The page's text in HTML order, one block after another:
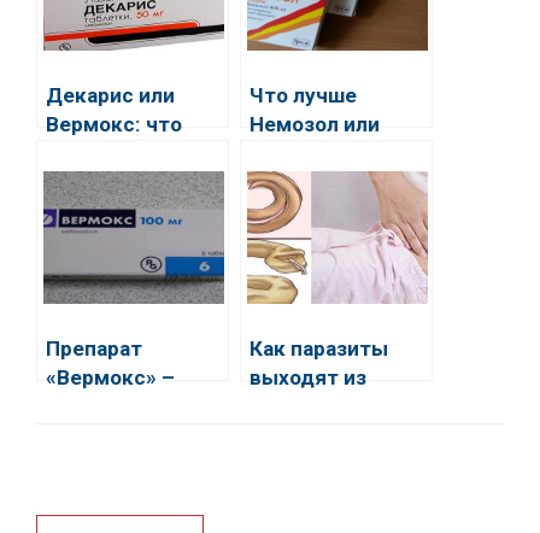
Декарис или
Вермокс: что
паразитов?
Что лучше
Немозол или
Препарат
«Вермокс» –
Как паразиты
выходят из